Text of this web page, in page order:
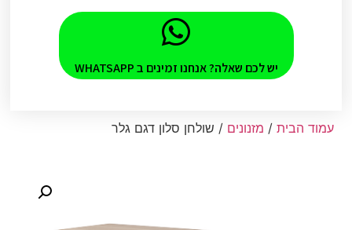
יש לכם שאלה? אנחנו זמינים ב WHATSAPP
עמוד הבית / מזנונים / שולחן סלון דגם גלר